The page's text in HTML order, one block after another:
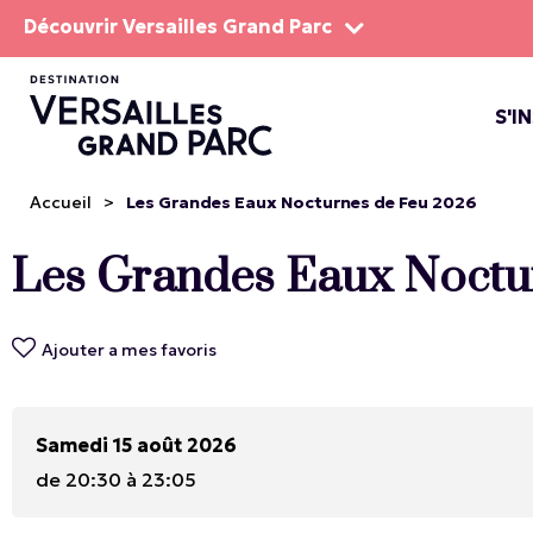
Découvrir Versailles Grand Parc
Accueil > Les Grandes Eaux Nocturnes de Feu 2026
Les Grandes Eaux
Ajouter a mes favoris
Samedi 15 août 2026
de 20:30 à 23:05